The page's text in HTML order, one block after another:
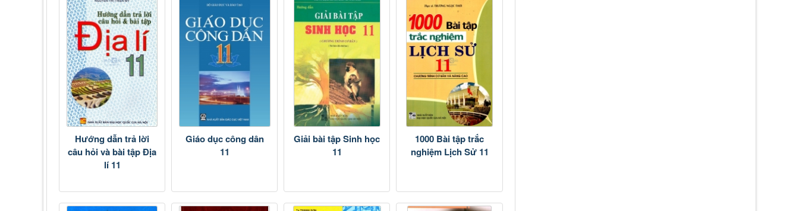
Hướng dẫn trả lời
câu hỏi và bài tập Địa
lí 11
Giáo dục công dân
11
Giải bài tập Sinh học
11
1000 Bài tập trắc
nghiệm Lịch Sử 11